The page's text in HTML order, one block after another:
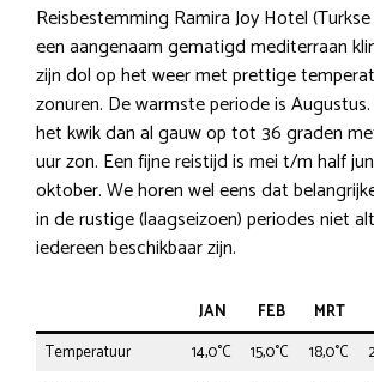
Reisbestemming Ramira Joy Hotel
een aangenaam gematigd mediterraan
zijn dol op het weer met prettige
zonuren. De warmste periode is
het kwik dan al gauw op tot 36 graden
uur zon. Een fijne reistijd is mei t/m half
oktober. We horen wel eens dat
in de rustige (laagseizoen) periodes niet
iedereen beschikbaar zijn.
JAN FEB MRT
Temperatuur
14,0°C 15,0°C 18,0°C